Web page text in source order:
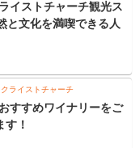
イストチャーチ観光ス
と文化を満喫できる人
クライストチャーチ
すすめワイナリーをご
！